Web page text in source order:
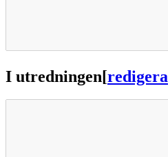
I utredningen[redigera